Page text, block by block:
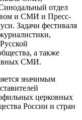
отдел
и СМИ и Пресс-
Задачи фестиваля
а также
СМИ.
значимым
церковных
России и стран